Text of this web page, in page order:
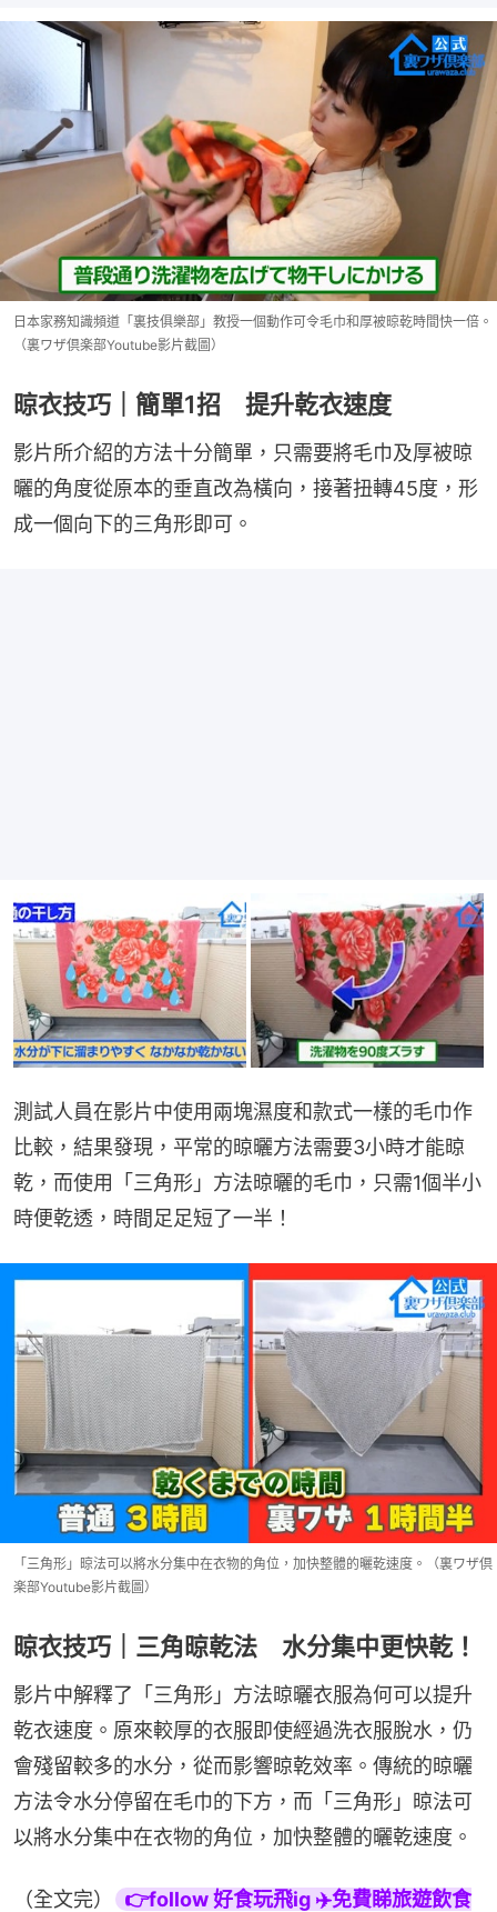
日本家務知識頻道「裏技俱樂部」教授一個動作可令毛巾和厚被晾乾時間快一倍。
（裏ワザ倶楽部Youtube影片截圖）
晾衣技巧｜簡單1招 提升乾衣速度
影片所介紹的方法十分簡單，只需要將毛巾及厚被晾
曬的角度從原本的垂直改為橫向，接著扭轉45度，形
成一個向下的三角形即可。
測試人員在影片中使用兩塊濕度和款式一樣的毛巾作
比較，結果發現，平常的晾曬方法需要3小時才能晾
乾，而使用「三角形」方法晾曬的毛巾，只需1個半小
時便乾透，時間足足短了一半！
「三角形」晾法可以將水分集中在衣物的角位，加快整體的曬乾速度。（裏ワザ倶
楽部Youtube影片截圖）
晾衣技巧｜三角晾乾法 水分集中更快乾！
影片中解釋了「三角形」方法晾曬衣服為何可以提升
乾衣速度。原來較厚的衣服即使經過洗衣服脫水，仍
會殘留較多的水分，從而影響晾乾效率。傳統的晾曬
方法令水分停留在毛巾的下方，而「三角形」晾法可
以將水分集中在衣物的角位，加快整體的曬乾速度。
（全文完） 👉follow 好食玩飛ig ✈️免費睇旅遊飲食